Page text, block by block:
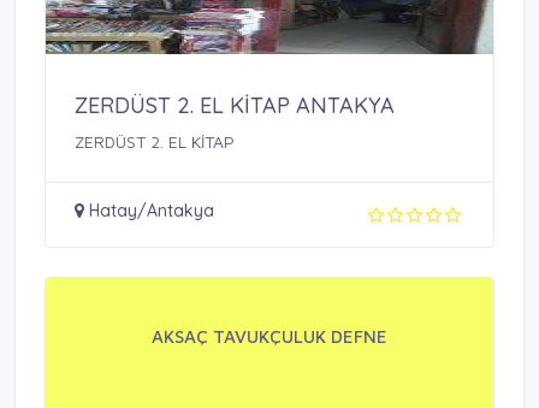
ZERDÜST 2. EL KİTAP ANTAKYA
ZERDÜST 2. EL KİTAP
Hatay/Antakya
AKSAÇ TAVUKÇULUK DEFNE